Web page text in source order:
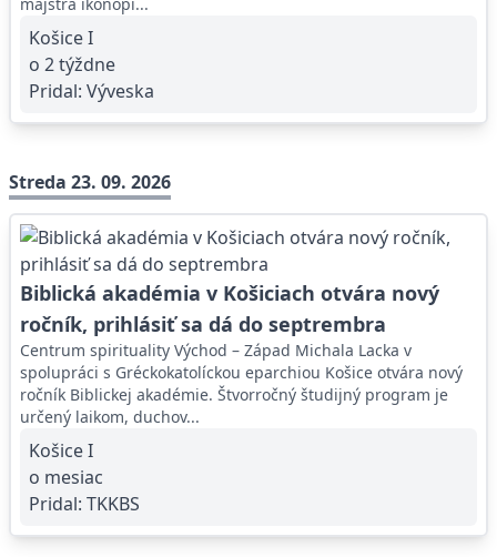
Košice I
o 2 týždne
Pridal: Výveska
Streda 23. 09. 2026
Biblická akadémia v Košiciach otvára nový
ročník, prihlásiť sa dá do septrembra
Centrum spirituality Východ – Západ Michala Lacka v
spolupráci s Gréckokatolíckou eparchiou Košice otvára nový
ročník Biblickej akadémie. Štvorročný študijný program je
určený laikom, duchov...
Košice I
o mesiac
Pridal: TKKBS